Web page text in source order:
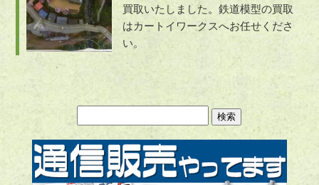
買取いたしました。鉄道模型の買取
はカートイワークスへお任せくださ
い。